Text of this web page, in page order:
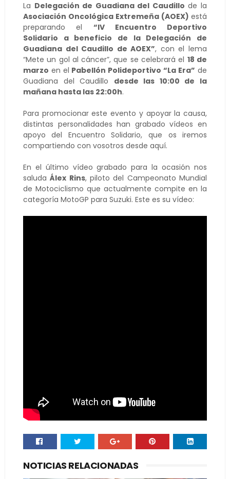
La Delegación de Guadiana del Caudillo de la
Asociación Oncológica Extremeña (AOEX)está
preparando el “IV Encuentro Deportivo
Solidario a beneficio de la Delegación de
Guadiana del Caudillo de AOEX”, con el lema
“Mete un gol al cáncer”, que se celebrará el 18 de
marzo en el Pabellón Polideportivo “La Era” de
Guadiana del Caudillo desde las 10:00 de la
mañana hasta las 22:00h.
Para promocionar este evento y apoyar la causa,
distintas personalidades han grabado vídeos en
apoyo del Encuentro Solidario, que os iremos
compartiendo con vosotros desde aquí.
En el último vídeo grabado para la ocasión nos
saludaÁlex Rins, piloto del Campeonato Mundial
de Motociclismo que actualmente compite en la
categoría MotoGP para Suzuki. Este es su vídeo:
NOTICIAS RELACIONADAS